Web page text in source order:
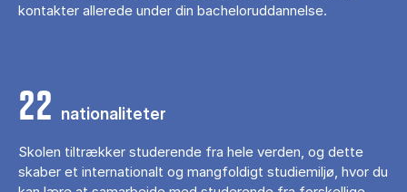
kontakter allerede under din bacheloruddannelse.
22 nationaliteter
Skolen tiltrækker studerende fra hele verden, og dette
skaber et internationalt og mangfoldigt studiemiljø, hvor du